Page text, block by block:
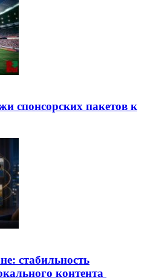
спонсорских пакетов к
стабильность
контента